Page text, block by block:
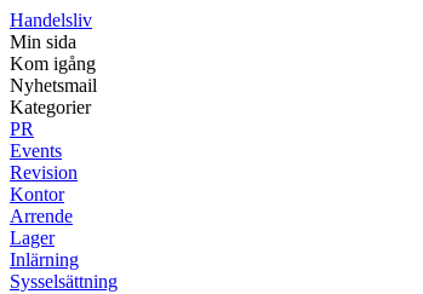
Handelsliv
Min sida
Kom igång
Nyhetsmail
Kategorier
PR
Events
Revision
Kontor
Arrende
Lager
Inlärning
Sysselsättning